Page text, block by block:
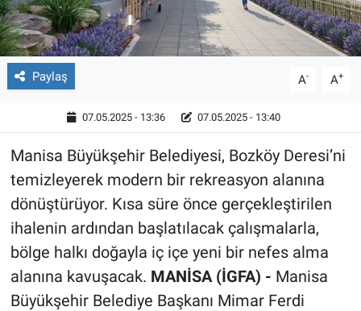
Paylaş A- A+
07.05.2025 - 13:36 07.05.2025 - 13:40
Manisa Büyükşehir Belediyesi, Bozköy Deresi’ni
temizleyerek modern bir rekreasyon alanına
dönüştürüyor. Kısa süre önce gerçekleştirilen
ihalenin ardından başlatılacak çalışmalarla,
bölge halkı doğayla iç içe yeni bir nefes alma
alanına kavuşacak. MANİSA (İGFA) - Manisa
Büyükşehir Belediye Başkanı Mimar Ferdi